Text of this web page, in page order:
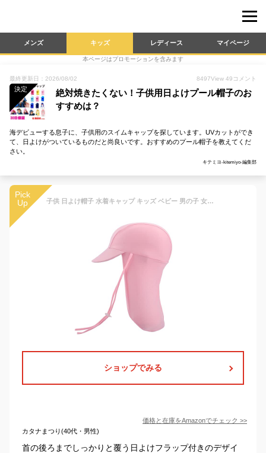
メンズ キッズ レディース マイページ
本ページはプロモーションを含みます
最終更新日：2026/08/02 8497View 49 コメント
決定
絶対焼きたくない！子供用日よけプール帽子のお
すすめは？
海デビューする息子に、子供用のスイムキャップを探しています。UVカットができ
て、日よけがついているものだと尚良いです。おすすめのプール帽子を教えてくだ
さい。
キテミヨ-kitemiyo-編集部
Pick
Up
子供 日よけ帽子 水着キャップ キッズ ベビー 男の子 女の子 日よけ UV対策日焼け予防 フラップキャップ スイムキャップ（ライトピンク）
ショップでみる
価格と在庫をAmazonでチェック >>
カタナまつり(40代・男性)
首の後ろまでしっかりと覆う日よけフラップ付きのデザイ